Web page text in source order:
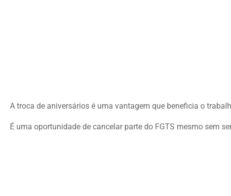
A troca de aniversários é uma vantagem que beneficia o
É uma oportunidade de cancelar parte do FGTS mesmo sem